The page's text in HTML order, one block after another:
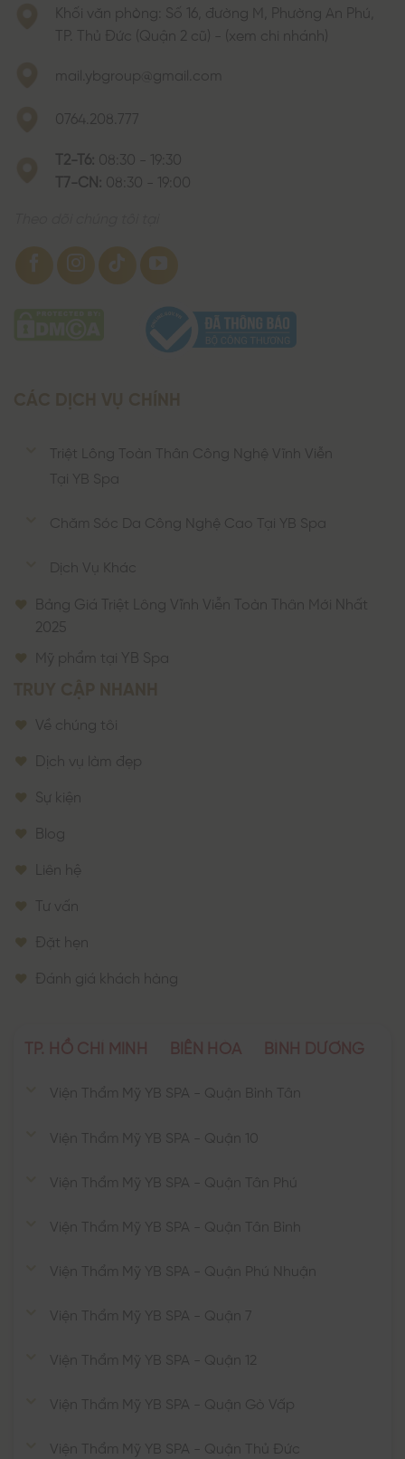
Khối văn phòng: Số 16, đường M, Phường An Phú,
TP. Thủ Đức (Quận 2 cũ) - (xem chi nhánh)
mail.ybgroup@gmail.com
0764.208.777
T2-T6: 08:30 - 19:30
T7-CN: 08:30 - 19:00
Triệt Lông Toàn Thân Công Nghệ Vĩnh Viễn
Tại YB Spa
Chăm Sóc Da Công Nghệ Cao Tại YB Spa
Dịch Vụ Khác
Bảng Giá Triệt Lông Vĩnh Viễn Toàn Thân Mới Nhất
2025
Mỹ phẩm tại YB Spa
Về chúng tôi
Dịch vụ làm đẹp
Sự kiện
Blog
Liên hệ
Tư vấn
Đặt hẹn
Đánh giá khách hàng
TP. HỒ CHÍ MINH BIÊN HÒA BÌNH DƯƠNG
Viện Thẩm Mỹ YB SPA - Quận Bình Tân
Viện Thẩm Mỹ YB SPA - Quận 10
Viện Thẩm Mỹ YB SPA - Quận Tân Phú
Viện Thẩm Mỹ YB SPA - Quận Tân Bình
Viện Thẩm Mỹ YB SPA - Quận Phú Nhuận
Viện Thẩm Mỹ YB SPA - Quận 7
Viện Thẩm Mỹ YB SPA - Quận 12
Viện Thẩm Mỹ YB SPA - Quận Gò Vấp
Viện Thẩm Mỹ YB SPA - Quận Thủ Đức